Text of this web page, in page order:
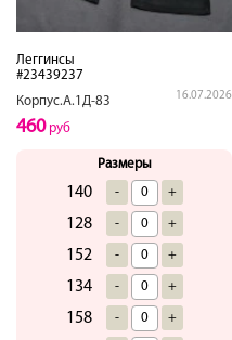
Леггинсы
#23439237
Корпус.А.1Д-83
16.07.2026
460руб
Размеры
140 - +
128 - +
152 - +
134 - +
158 - +